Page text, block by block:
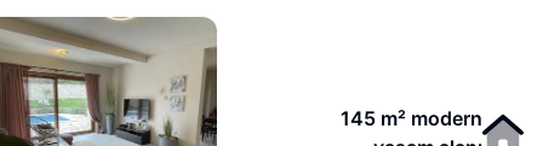
145 m² modern